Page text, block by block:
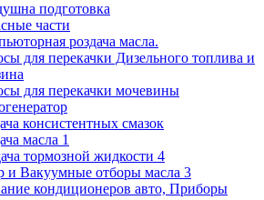
подготовка
части
роздача масла.
для перекачки Дизельного топлива и
для перекачки мочевины
консистентных смазок
масла 1
тормозной жидкости 4
и Вакуумные отборы масла 3
кондиционеров авто, Приборы